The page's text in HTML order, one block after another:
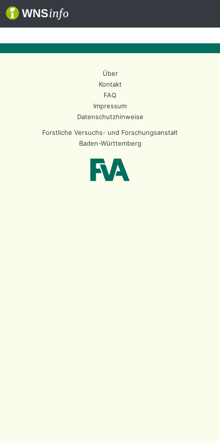
Über
Kontakt
FAQ
Impressum
Datenschutzhinweise
Forstliche Versuchs- und Forschungsanstalt
Baden-Württemberg